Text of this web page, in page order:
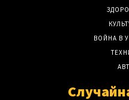
ВОЙНА В